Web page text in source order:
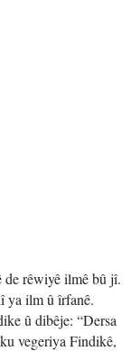
de rêwiyê ilmê bû jî.
ya ilm û îrfanê.
û dibêje: “Dersa
vegeriya Findikê,